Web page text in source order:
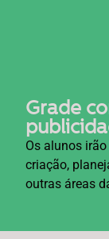
Grade
Os alunos
criação,
outras áreas